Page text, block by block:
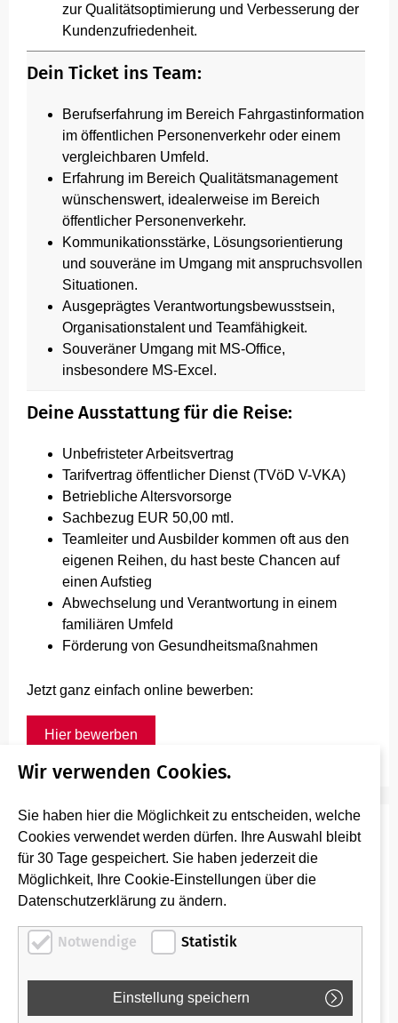
zur Qualitätsoptimierung und Verbesserung der
Kundenzufriedenheit.
Dein Ticket ins Team:
Berufserfahrung im Bereich Fahrgastinformation
im öffentlichen Personenverkehr oder einem
vergleichbaren Umfeld.
Erfahrung im Bereich Qualitätsmanagement
wünschenswert, idealerweise im Bereich
öffentlicher Personenverkehr.
Kommunikationsstärke, Lösungsorientierung
und souveräne im Umgang mit anspruchsvollen
Situationen.
Ausgeprägtes Verantwortungsbewusstsein,
Organisationstalent und Teamfähigkeit.
Souveräner Umgang mit MS-Office,
insbesondere MS-Excel.
Deine Ausstattung für die Reise:
Unbefristeter Arbeitsvertrag
Tarifvertrag öffentlicher Dienst (TVöD V-VKA)
Betriebliche Altersvorsorge
Sachbezug EUR 50,00 mtl.
Teamleiter und Ausbilder kommen oft aus den
eigenen Reihen, du hast beste Chancen auf
einen Aufstieg
Abwechselung und Verantwortung in einem
familiären Umfeld
Förderung von Gesundheitsmaßnahmen
Jetzt ganz einfach online bewerben:
Hier bewerben
Hast Du Fragen zu Deiner Bewerbung?
Hier haben wir die wichtigsten Infos zu Deiner
Bewerbung zusammengefasst:
FAQ Bewerbungen
Für alle weiteren Anliegen erreichst Du uns per Mail
unter:
Wir verwenden Cookies.
Sie haben hier die Möglichkeit zu entscheiden, welche
Cookies verwendet werden dürfen. Ihre Auswahl bleibt
für 30 Tage gespeichert. Sie haben jederzeit die
Möglichkeit, Ihre Cookie-Einstellungen über die
Datenschutzerklärung zu ändern.
Notwendige Statistik